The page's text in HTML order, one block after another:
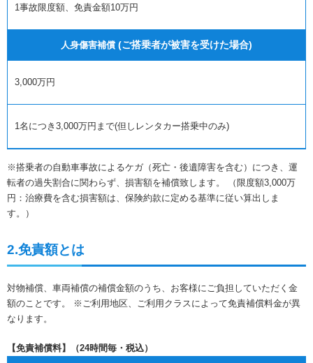
1事故限度額、免責金額10万円
人身傷害補償 (ご搭乗者が被害を受けた場合)
3,000万円
1名につき3,000万円まで(但しレンタカー搭乗中のみ)
※搭乗者の自動車事故によるケガ（死亡・後遺障害を含む）につき、運
転者の過失割合に関わらず、損害額を補償致します。 （限度額3,000万
円：治療費を含む損害額は、保険約款に定める基準に従い算出しま
す。）
2.免責額とは
対物補償、車両補償の補償金額のうち、お客様にご負担していただく金
額のことです。 ※ご利用地区、ご利用クラスによって免責補償料金が異
なります。
【免責補償料】（24時間毎・税込）